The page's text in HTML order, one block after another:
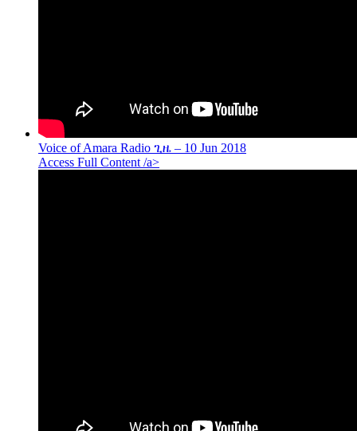
Voice of Amara Radio ጊዜ – 10 Jun 2018
Access Full Content /a>